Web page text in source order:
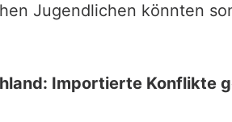
Jugendlichen könnten
Importierte Konflikte